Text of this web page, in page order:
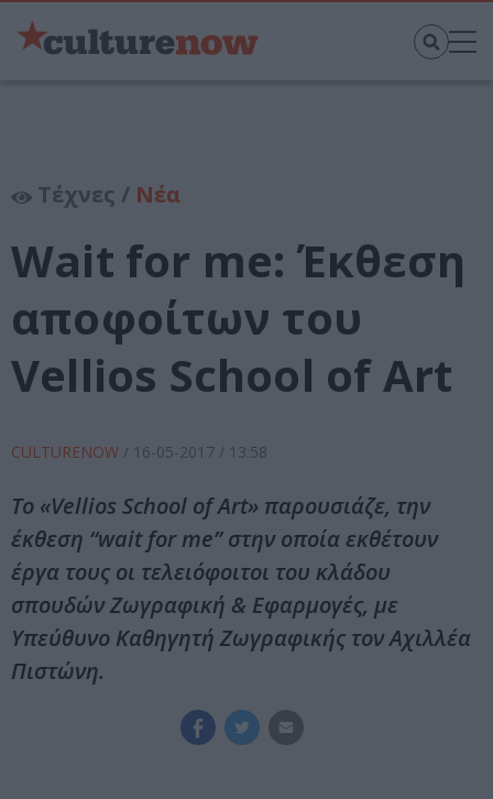
Τέχνες / Νέα
Wait for me: Έκθεση
αποφοίτων του
Vellios School of Art
CULTURENOW / 16-05-2017 / 13:58
Το «Vellios School of Art» παρουσιάζε, την
έκθεση “wait for me” στην οποία εκθέτουν
έργα τους οι τελειόφοιτοι του κλάδου
σπουδών Ζωγραφική & Εφαρμογές, με
Υπεύθυνο Καθηγητή Ζωγραφικής τον Αχιλλέα
Πιστώνη.